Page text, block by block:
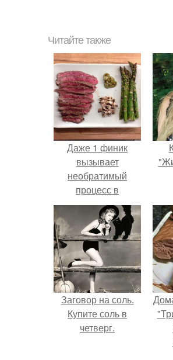
Читайте также
Даже 1 финик
вызывает
необратимый
процесс в
организме.
Заговор на соль.
Купите соль в
четверг.